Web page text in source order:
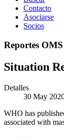
Contacto
Asociarse
Socios
Reportes OMS
Situation
Detalles
30 May
WHO has
associated with